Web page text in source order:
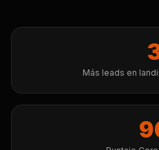
Más leads en